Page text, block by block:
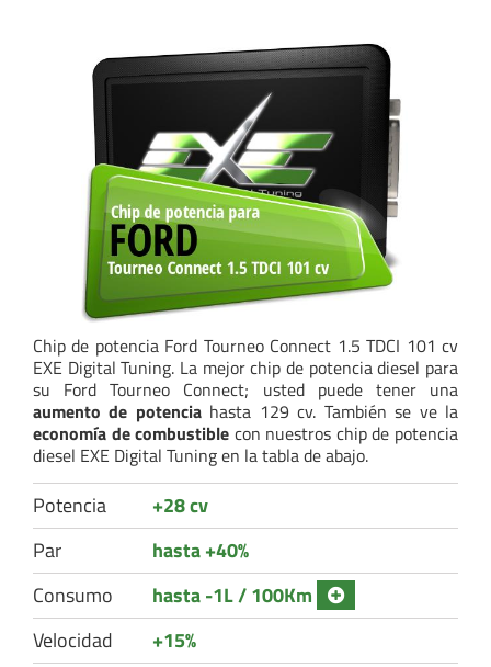
Chip de potencia Ford Tourneo Connect 1.5 TDCI 101 cv
EXE Digital Tuning. La mejor chip de potencia diesel para
su Ford Tourneo Connect; usted puede tener una
aumento de potenciahasta 129 cv. También se ve la
economía de combustible con nuestros chip de potencia
diesel EXE Digital Tuning en la tabla de abajo.
Potencia
+28 cv
Par
hasta +40%
Consumo
hasta -1L / 100Km
Velocidad
+15%